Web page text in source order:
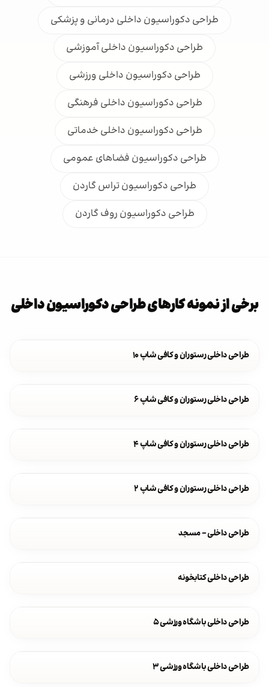
طراحی دکوراسیون داخلی درمانی و پزشکی
طراحی دکوراسیون داخلی آموزشی
طراحی دکوراسیون داخلی ورزشی
طراحی دکوراسیون داخلی فرهنگی
طراحی دکوراسیون داخلی خدماتی
طراحی دکوراسیون فضاهای عمومی
طراحی دکوراسیون تراس گاردن
طراحی دکوراسیون روف گاردن
برخی از نمونه کارهای طراحی دکوراسیون داخلی
طراحی داخلی رستوران و کافی شاپ ۱۰
طراحی داخلی رستوران و کافی شاپ ۶
طراحی داخلی رستوران و کافی شاپ ۴
طراحی داخلی رستوران و کافی شاپ ۲
طراحی داخلی - مسجد
طراحی داخلی کتابخونه
طراحی داخلی باشگاه ورزشی ۵
طراحی داخلی باشگاه ورزشی ۳